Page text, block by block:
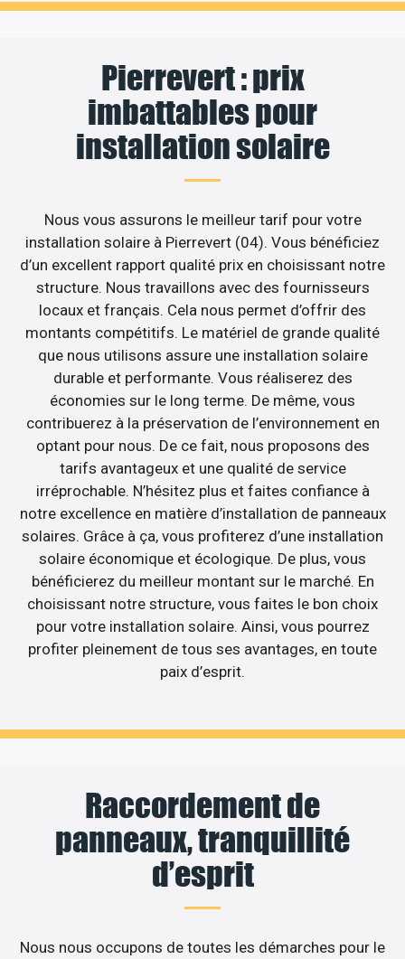
Pierrevert : prix
imbattables pour
installation solaire
Nous vous assurons le meilleur tarif pour votre
installation solaire à Pierrevert (04). Vous bénéficiez
d’un excellent rapport qualité prix en choisissant notre
structure. Nous travaillons avec des fournisseurs
locaux et français. Cela nous permet d’offrir des
montants compétitifs. Le matériel de grande qualité
que nous utilisons assure une installation solaire
durable et performante. Vous réaliserez des
économies sur le long terme. De même, vous
contribuerez à la préservation de l’environnement en
optant pour nous. De ce fait, nous proposons des
tarifs avantageux et une qualité de service
irréprochable. N’hésitez plus et faites confiance à
notre excellence en matière d’installation de panneaux
solaires. Grâce à ça, vous profiterez d’une installation
solaire économique et écologique. De plus, vous
bénéficierez du meilleur montant sur le marché. En
choisissant notre structure, vous faites le bon choix
pour votre installation solaire. Ainsi, vous pourrez
profiter pleinement de tous ses avantages, en toute
paix d’esprit.
Raccordement de
panneaux, tranquillité
d’esprit
Nous nous occupons de toutes les démarches pour le